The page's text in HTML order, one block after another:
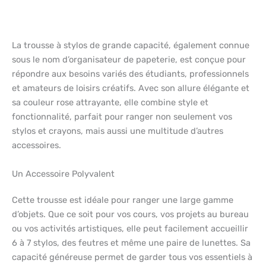
La trousse à stylos de grande capacité, également connue
sous le nom d’organisateur de papeterie, est conçue pour
répondre aux besoins variés des étudiants, professionnels
et amateurs de loisirs créatifs. Avec son allure élégante et
sa couleur rose attrayante, elle combine style et
fonctionnalité, parfait pour ranger non seulement vos
stylos et crayons, mais aussi une multitude d’autres
accessoires.
Un Accessoire Polyvalent
Cette trousse est idéale pour ranger une large gamme
d’objets. Que ce soit pour vos cours, vos projets au bureau
ou vos activités artistiques, elle peut facilement accueillir
6 à 7 stylos, des feutres et même une paire de lunettes. Sa
capacité généreuse permet de garder tous vos essentiels à